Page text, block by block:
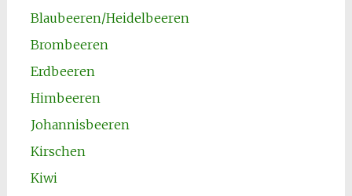
Blaubeeren/Heidelbeeren
Brombeeren
Erdbeeren
Himbeeren
Johannisbeeren
Kirschen
Kiwi